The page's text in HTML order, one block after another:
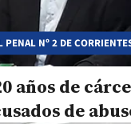
PENAL Nº 2 DE
años de
de